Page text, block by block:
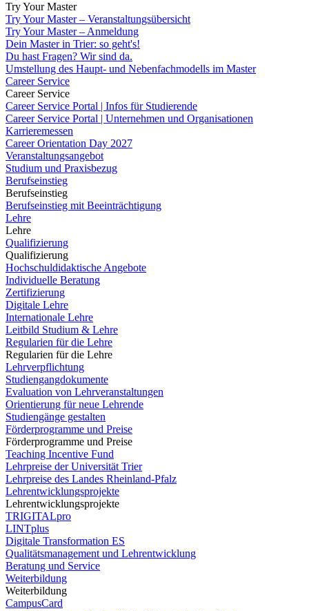
Try Your Master
Try Your Master – Veranstaltungsübersicht
Try Your Master – Anmeldung
Dein Master in Trier: so geht's!
Du hast Fragen? Wir sind da.
Umstellung des Haupt- und Nebenfachmodells im Master
Career Service
Career Service
Career Service Portal | Infos für Studierende
Career Service Portal | Unternehmen und Organisationen
Karrieremessen
Career Orientation Day 2027
Veranstaltungsangebot
Studium und Praxisbezug
Berufseinstieg
Berufseinstieg
Berufseinstieg mit Beeinträchtigung
Lehre
Lehre
Qualifizierung
Qualifizierung
Hochschuldidaktische Angebote
Individuelle Beratung
Zertifizierung
Digitale Lehre
Internationale Lehre
Leitbild Studium & Lehre
Regularien für die Lehre
Regularien für die Lehre
Lehrverpflichtung
Studiengangdokumente
Evaluation von Lehrveranstaltungen
Orientierung für neue Lehrende
Studiengänge gestalten
Förderprogramme und Preise
Förderprogramme und Preise
Teaching Incentive Fund
Lehrpreise der Universität Trier
Lehrpreise des Landes Rheinland-Pfalz
Lehrentwicklungsprojekte
Lehrentwicklungsprojekte
TRIGITALpro
LINTplus
Digitale Transformation ES
Qualitätsmanagement und Lehrentwicklung
Beratung und Service
Weiterbildung
Weiterbildung
CampusCard